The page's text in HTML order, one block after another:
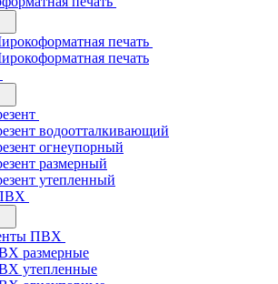
печать
печать
водоотталкивающий
огнеупорный
размерный
утепленный
ПВХ
размерные
утепленные